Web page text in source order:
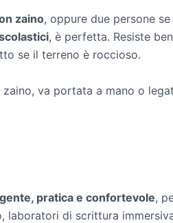
zaino, oppure due persone
, è perfetta. Resiste
se il terreno è roccioso.
va portata a mano o
pratica e confortevole,
di scrittura